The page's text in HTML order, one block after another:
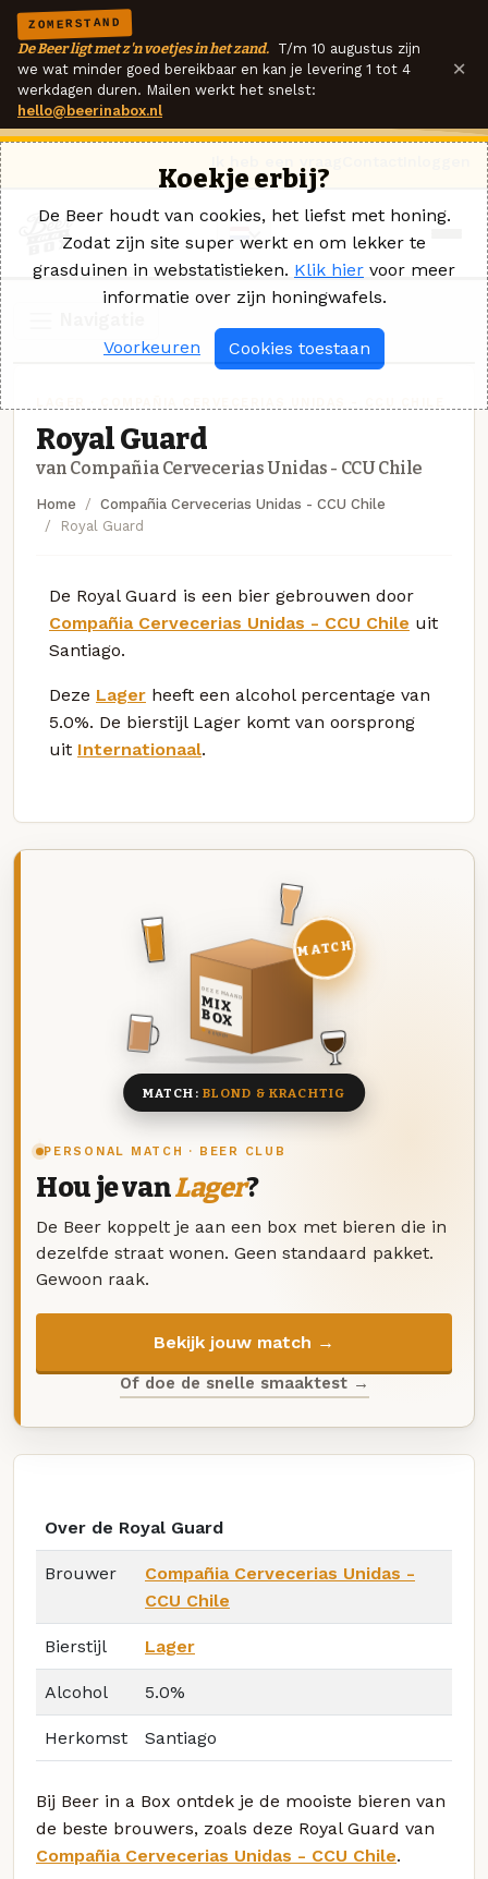
ZOMERSTAND
De Beer ligt met z'n voetjes in het zand. T/m 10 augustus zijn
we wat minder goed bereikbaar en kan je levering 1 tot 4
werkdagen duren. Mailen werkt het snelst:
hello@beerinabox.nl
×
Royal Guard
van Compañia Cervecerias Unidas - CCU Chile
Home
Compañia Cervecerias Unidas - CCU Chile
Royal Guard
De Royal Guard is een bier gebrouwen door
Compañia Cervecerias Unidas - CCU Chile uit
Santiago.
Deze Lager heeft een alcohol percentage van
5.0%. De bierstijl Lager komt van oorsprong
uit Internationaal.
PERSONAL MATCH · BEER CLUB
Hou je vanLager?
De Beer koppelt je aan een box met bieren die in
dezelfde straat wonen. Geen standaard pakket.
Gewoon raak.
Bekijk jouw match →
Of doe de snelle smaaktest →
DEZE MAAND
MIX
BOX
8 BIEREN
MATCH
MATCH: BLOND & KRACHTIG
Over de Royal Guard
Brouwer
Compañia Cervecerias Unidas -
CCU Chile
Bierstijl Lager
Alcohol 5.0%
Herkomst Santiago
Bij Beer in a Box ontdek je de mooiste bieren van
de beste brouwers, zoals deze Royal Guard van
Compañia Cervecerias Unidas - CCU Chile.
Koekje erbij?
De Beer houdt van cookies, het liefst met honing.
Zodat zijn site super werkt en om lekker te
grasduinen in webstatistieken. Klik hier voor meer
informatie over zijn honingwafels.
Voorkeuren Cookies toestaan